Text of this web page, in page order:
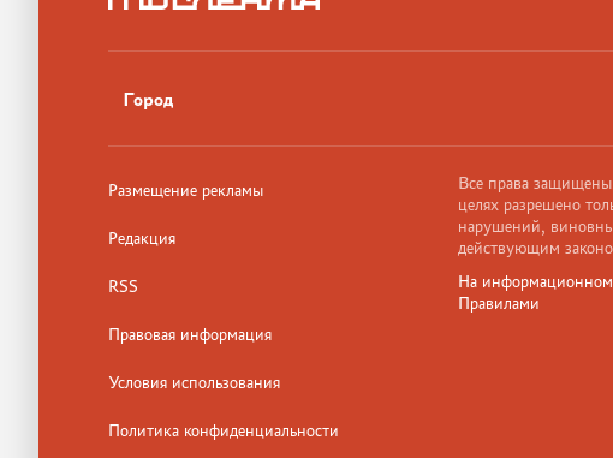
Город
Размещение рекламы
Редакция
RSS
Правовая информация
Условия использования
Политика конфиденциальности
Все права
целях разрешено
нарушений,
действующим
На информационном
Правилами